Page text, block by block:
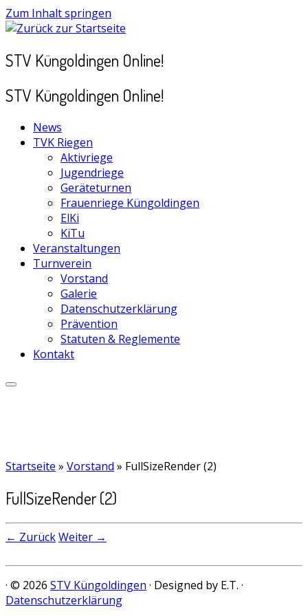
Zum Inhalt springen
STV Küngoldingen Online!
STV Küngoldingen Online!
News
TVK Riegen
Aktivriege
Jugendriege
Geräteturnen
Frauenriege Küngoldingen
ElKi
KiTu
Veranstaltungen
Turnverein
Vorstand
Galerie
Datenschutzerklärung
Prävention
Statuten & Reglemente
Kontakt
Startseite » Vorstand » FullSizeRender (2)
FullSizeRender (2)
← ZurückWeiter →
· © 2026 STV Küngoldingen · Designed by E.T. ·
Datenschutzerklärung